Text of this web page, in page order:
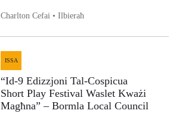
Charlton Cefai • Ilbieraħ
ISSA
“Id-9 Edizzjoni Tal-Cospicua
Short Play Festival Waslet Kważi
Magħna” – Bormla Local Council